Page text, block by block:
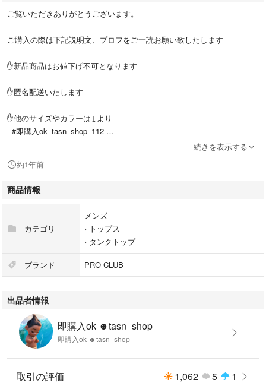
ご覧いただきありがとうございます。
ご購入の際は下記説明文、プロフをご一読お願い致したします
✋新品商品はお値下げ不可となります
✋匿名配送いたします
✋他のサイズやカラーは↓より
#即購入ok_tasn_shop_112
#即購入ok_tasn_shop
《商品名》proclub 112 タンクトップ
リブ編み タンクトップ 5.7オンス
《素材》コットン100%
《カラー》ホワイト 白/ブラック 黒
《サイズ》XL
✋サイズは平均値となります。多少の誤差が生じる可能性がございますの
《商品説明》
世界を代表する無地系アイテムブランド「PRO CLUB」のタンクトップ。
こちらはホワイトとブラックの２枚セットとなります。
続きを表示する
約1年前
商品情報
カテゴリ
メンズ
› トップス
› タンクトップ
ブランド PRO CLUB
出品者情報
即購入ok ☻tasn_shop
即購入ok ☻tasn_shop
取引の評価 1,062 5 1